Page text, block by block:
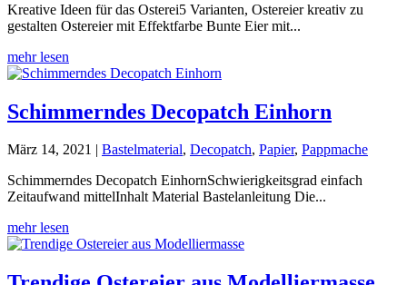
Kreative Ideen für das Osterei5 Varianten, Ostereier kreativ zu
gestalten Ostereier mit Effektfarbe Bunte Eier mit...
mehr lesen
Schimmerndes Decopatch Einhorn
März 14, 2021 Bastelmaterial, Decopatch, Papier, Pappmache
Schimmerndes Decopatch EinhornSchwierigkeitsgrad einfach
Zeitaufwand mittelInhalt Material Bastelanleitung Die...
mehr lesen